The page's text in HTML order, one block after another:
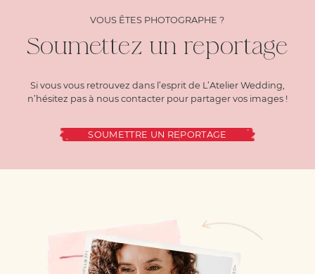
VOUS ÊTES PHOTOGRAPHE ?
Soumettez un reportage
Si vous vous retrouvez dans l’esprit de L’Atelier Wedding,
n’hésitez pas à nous contacter pour partager vos images !
SOUMETTRE UN REPORTAGE